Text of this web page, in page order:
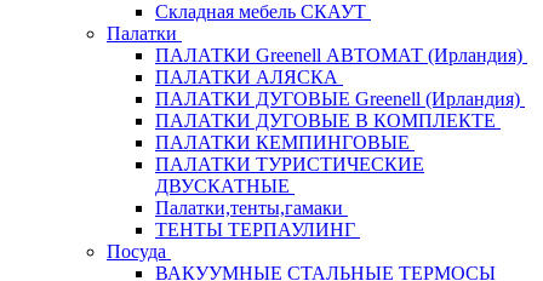
Складная мебель СКАУТ
Палатки
ПАЛАТКИ Greenell АВТОМАТ (Ирландия)
ПАЛАТКИ АЛЯСКА
ПАЛАТКИ ДУГОВЫЕ Greenell (Ирландия)
ПАЛАТКИ ДУГОВЫЕ В КОМПЛЕКТЕ
ПАЛАТКИ КЕМПИНГОВЫЕ
ПАЛАТКИ ТУРИСТИЧЕСКИЕ
ДВУСКАТНЫЕ
Палатки,тенты,гамаки
ТЕНТЫ ТЕРПАУЛИНГ
Посуда
ВАКУУМНЫЕ СТАЛЬНЫЕ ТЕРМОСЫ